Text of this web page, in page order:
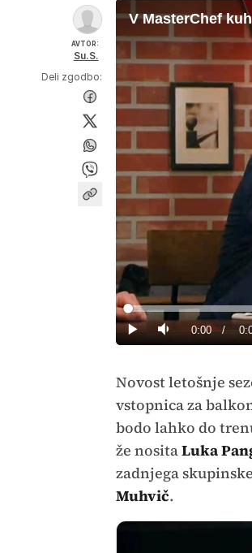
AVTOR:
Su.S.
Deli zgodbo:
V MasterChef
PredvajajTiho Current
0:00 /
Loaded:
0%
Novost letošnje
vstopnica za
bodo lahko do
že nositaLuka
zadnjega
Muhvič.